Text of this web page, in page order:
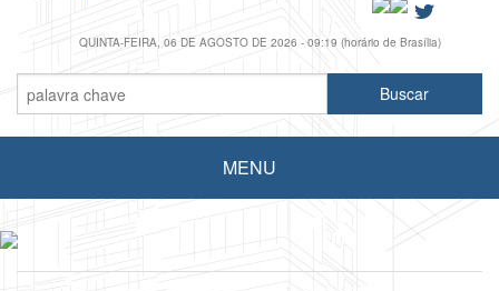
QUINTA-FEIRA, 06 DE AGOSTO DE 2026 - 09:19 (horário de Brasília)
MENU